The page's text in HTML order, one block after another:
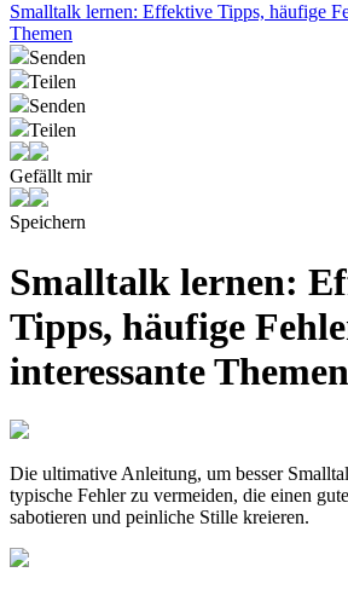
Smalltalk lernen: Effektive Tipps, häufige
Themen
Senden
Teilen
Senden
Teilen
Gefällt mir
Speichern
Smalltalk lernen:
Tipps, häufige
interessante Themen
Die ultimative Anleitung, um besser
typische Fehler zu vermeiden, die einen
sabotieren und peinliche Stille kreieren.